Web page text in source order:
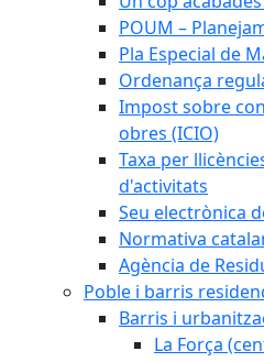
POUM –
Pla Especial de
Ordenança
Impost sobre
obres (ICIO)
Taxa per
d'activitats
Seu electrònica
Normativa
Agència de
Poble i barris
Barris i
La Força